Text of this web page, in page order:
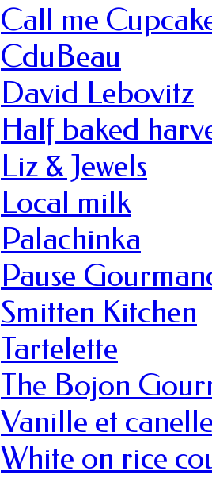
Call me
CduBeau
David Lebovitz
Half baked
Liz & Jewels
Local milk
Palachinka
Pause
Smitten Kitchen
Tartelette
The Bojon
Vanille et
White on rice